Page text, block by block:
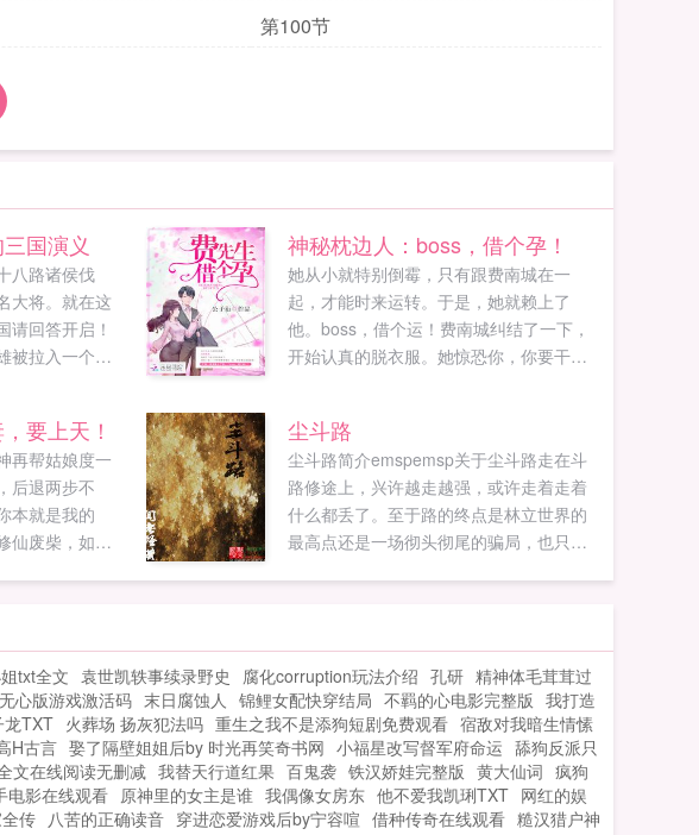
第100节
国演义
八路诸侯伐
大将。就在这
请回答开启！
被拉入一个答
要腰带无比
吾儿奉先之
辈之人可以
没听过，不
，无主角...
神秘枕边人：boss，借个孕！
她从小就特别倒霉，只有跟费南城在一
起，才能时来运转。于是，她就赖上了
他。boss，借个运！费南城纠结了一下，
开始认真的脱衣服。她惊恐你，你要干什
气，只为遇到你。公子衍如果您喜欢神秘
枕边人boss，借个孕！，别忘记分享给朋
友...
要上天！
再帮姑娘度一
后退两步不
本就是我的
仙废柴，如何
通窍入仙，直
爽文如果您喜
天！，别忘记
尘斗路
尘斗路简介emspemsp关于尘斗路走在斗
路修途上，兴许越走越强，或许走着走着
什么都丢了。至于路的终点是林立世界的
最高点还是一场彻头彻尾的骗局，也只有
txt全文 袁世凯轶事续录野史 腐化corruption玩法介绍 孔研 精神体毛茸茸过
心版游戏激活码 末日腐蚀人 锦鲤女配快穿结局 不羁的心电影完整版 我打造
龙TXT 火葬场 扬灰犯法吗 重生之我不是添狗短剧免费观看 宿敌对我暗生情愫
H古言 娶了隔壁姐姐后by 时光再笑奇书网 小福星改写督军府命运 舔狗反派只
文在线阅读无删减 我替天行道红果 百鬼袭 铁汉娇娃完整版 黄大仙词 疯狗
电影在线观看 原神里的女主是谁 我偶像女房东 他不爱我凯琍TXT 网红的娱
传 八苦的正确读音 穿进恋爱游戏后by宁容喧 借种传奇在线观看 糙汉猎户神